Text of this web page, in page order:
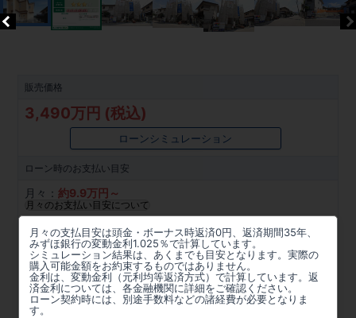
販売価格
3,490万円 (税込)
ローンシミュレーション
ローン時の お支払い目安
月々：約9.9万円～
月々のお支払い目安について
月々の支払目安は頭金・ボーナス時返済0円、返済期間35年、
みずほ銀行の変動金利1.025％で計算しています。
シミュレーション結果は、あくまでも目安となります。実際の
購入可能金額をお約束するものではありません。
金利は、変動金利（元利均等返済方式）で計算しています。返
済金利については、各金融機関に詳細をご確認ください。
ローン契約時には、別途手数料などの諸経費が必要となりま
す。
所在地
兵庫県西宮市清瀬台2078番127(地番)
周辺マップを見る
アクセス